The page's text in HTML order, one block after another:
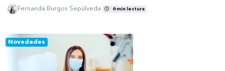
Fernanda Burgos Sepúlveda 6 min lectura
Novedades